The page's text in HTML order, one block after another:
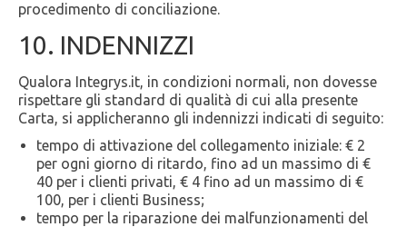
procedimento di conciliazione.
10. INDENNIZZI
Qualora Integrys.it, in condizioni normali, non dovesse
rispettare gli standard di qualità di cui alla presente
Carta, si applicheranno gli indennizzi indicati di seguito:
tempo di attivazione del collegamento iniziale: € 2
per ogni giorno di ritardo, fino ad un massimo di €
40 per i clienti privati, € 4 fino ad un massimo di €
100, per i clienti Business;
tempo per la riparazione dei malfunzionamenti del